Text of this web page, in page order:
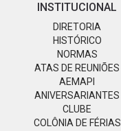
INSTITUCIONAL
DIRETORIA
HISTÓRICO
NORMAS
ATAS DE REUNIÕES
AEMAPI
ANIVERSARIANTES
CLUBE
COLÔNIA DE FÉRIAS